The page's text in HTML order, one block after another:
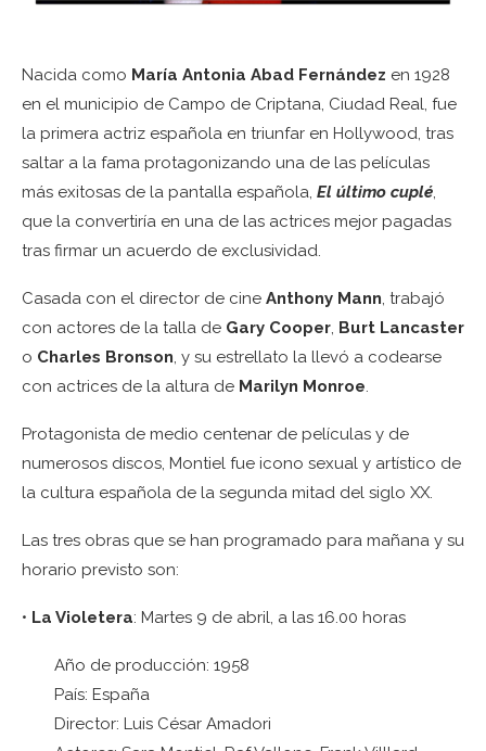
Nacida como María Antonia Abad Fernández en 1928
en el municipio de Campo de Criptana, Ciudad Real, fue
la primera actriz española en triunfar en Hollywood, tras
saltar a la fama protagonizando una de las películas
más exitosas de la pantalla española, El último cuplé,
que la convertiría en una de las actrices mejor pagadas
tras firmar un acuerdo de exclusividad.
Casada con el director de cine Anthony Mann, trabajó
con actores de la talla de Gary Cooper, Burt Lancaster
o Charles Bronson, y su estrellato la llevó a codearse
con actrices de la altura de Marilyn Monroe.
Protagonista de medio centenar de películas y de
numerosos discos, Montiel fue icono sexual y artístico de
la cultura española de la segunda mitad del siglo XX.
Las tres obras que se han programado para mañana y su
horario previsto son:
• La Violetera: Martes 9 de abril, a las 16.00 horas
Año de producción: 1958
País: España
Director: Luis César Amadori